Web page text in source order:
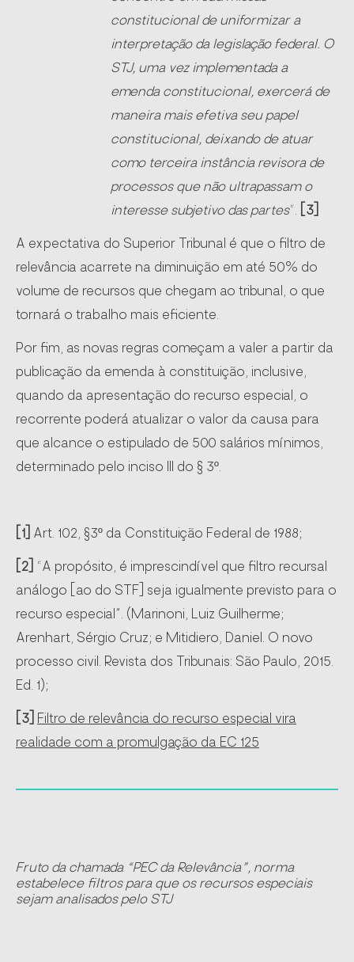
constitucional de uniformizar a
interpretação da legislação federal. O
STJ, uma vez implementada a
emenda constitucional, exercerá de
maneira mais efetiva seu papel
constitucional, deixando de atuar
como terceira instância revisora de
processos que não ultrapassam o
interesse subjetivo das partes“. [3]
A expectativa do Superior Tribunal é que o filtro de
relevância acarrete na diminuição em até 50% do
volume de recursos que chegam ao tribunal, o que
tornará o trabalho mais eficiente.
Por fim, as novas regras começam a valer a partir da
publicação da emenda à constituição, inclusive,
quando da apresentação do recurso especial, o
recorrente poderá atualizar o valor da causa para
que alcance o estipulado de 500 salários mínimos,
determinado pelo inciso III do § 3º.
[1] Art. 102, §3º da Constituição Federal de 1988;
[2]
“A propósito, é imprescindível que filtro recursal
análogo [ao do STF] seja igualmente previsto para o
recurso especial”. (Marinoni, Luiz Guilherme;
Arenhart, Sérgio Cruz; e Mitidiero, Daniel. O novo
processo civil. Revista dos Tribunais: São Paulo, 2015.
Ed. 1);
[3]
Filtro de relevância do recurso especial vira
realidade com a promulgação da EC 125
Fruto da chamada “PEC da Relevância”, norma
estabelece filtros para que os recursos especiais
sejam analisados pelo STJ